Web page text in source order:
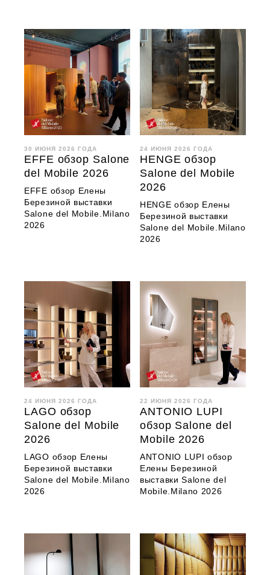
30 ИЮНЯ 2026 ГОДА
EFFE обзор Salone
del Mobile 2026
EFFE обзор Елены
Березиной выставки
Salone del Mobile.Milano
2026
24 ИЮНЯ 2026 ГОДА
HENGE обзор
Salone del Mobile
2026
HENGE обзор Елены
Березиной выставки
Salone del Mobile.Milano
2026
24 ИЮНЯ 2026 ГОДА
LAGO обзор
Salone del Mobile
2026
LAGO обзор Елены
Березиной выставки
Salone del Mobile.Milano
2026
22 ИЮНЯ 2026 ГОДА
ANTONIO LUPI
обзор Salone del
Mobile 2026
ANTONIO LUPI обзор
Елены Березиной
выставки Salone del
Mobile.Milano 2026